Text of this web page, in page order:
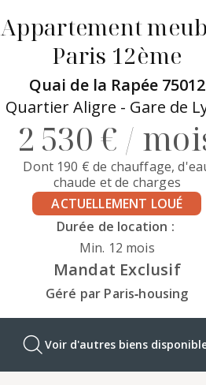
Appartement
Paris 12ème
Quai de la Rapée 75012
Quartier Aligre - Gare de
2 530 € /
Dont 190 € de chauffage,
chaude et de charges
ACTUELLEMENT LOUÉ
Durée de location :
Min. 12 mois
Mandat Exclusif
Géré par Paris‑housing
Voir d'autres biens